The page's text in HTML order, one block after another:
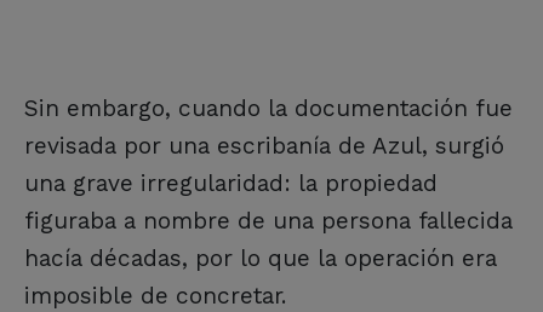
Sin embargo, cuando la documentación fue
revisada por una escribanía de Azul, surgió
una grave irregularidad: la propiedad
figuraba a nombre de una persona fallecida
hacía décadas, por lo que la operación era
imposible de concretar.